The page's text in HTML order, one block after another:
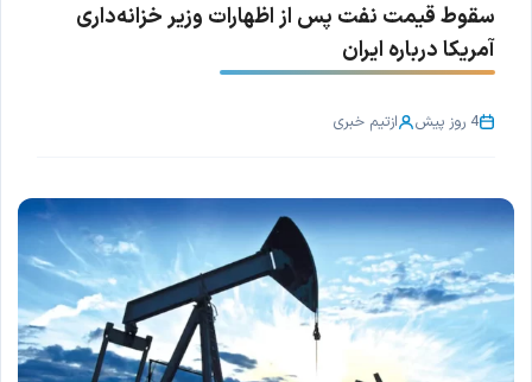
سقوط قیمت نفت پس از اظهارات وزیر خزانه‌داری
آمریکا درباره ایران
4 روز پیش ازتیم خبری